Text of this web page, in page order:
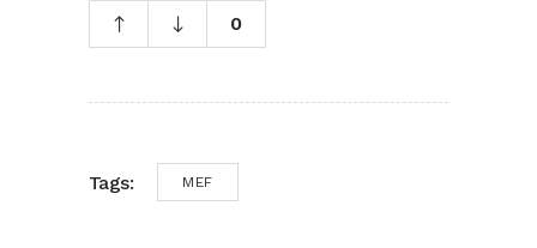
0
Tags: MEF